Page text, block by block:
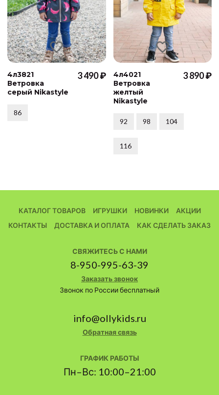
4л3821
Ветровка
серый Nikastyle
3 490 ₽
86
4л4021
Ветровка
желтый
Nikastyle
3 890 ₽
92 98 104
116
КАТАЛОГ ТОВАРОВ ИГРУШКИ НОВИНКИ
АКЦИИ
КОНТАКТЫ
ДОСТАВКА И ОПЛАТА КАК СДЕЛАТЬ ЗАКАЗ
СВЯЖИТЕСЬ С НАМИ
8-950-995-63-39
Заказать звонок
Звонок по России бесплатный
info@ollykids.ru
Обратная связь
ГРАФИК РАБОТЫ
Пн–Вс: 10:00–21:00